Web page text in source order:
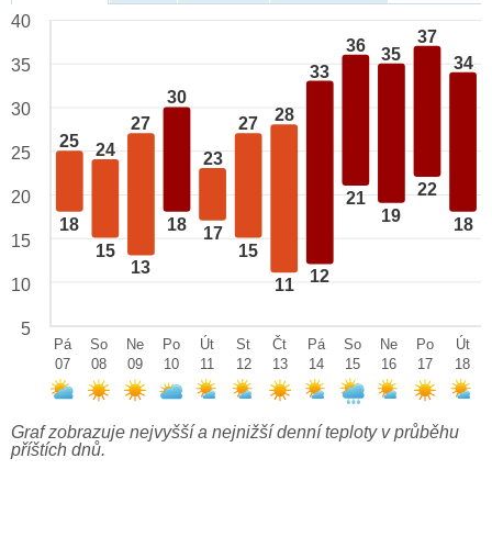
25
18
24
15
27
13
30
18
23
17
27
15
28
11
33
12
36
21
35
19
37
22
34
18
40
35
30
25
20
15
10
5
Pá
07
So
08
Ne
09
Po
10
Út
11
St
12
Čt
13
Pá
14
So
15
Ne
16
Po
17
Út
18
Graf zobrazuje nejvyšší a nejnižší denní teploty v průběhu
příštích dnů.